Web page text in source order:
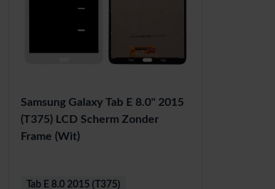
Samsung Galaxy Tab E 8.0'' 2015
(T375) LCD Scherm Zonder
Frame (Wit)
Tab E 8.0 2015 (T375)